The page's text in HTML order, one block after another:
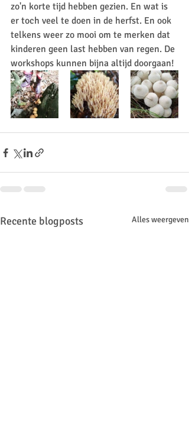
zo'n korte tijd hebben gezien. En wat is
er toch veel te doen in de herfst. En ook
telkens weer zo mooi om te merken dat
kinderen geen last hebben van regen. De
workshops kunnen bijna altijd doorgaan!
Recente blogposts Alles weergeven